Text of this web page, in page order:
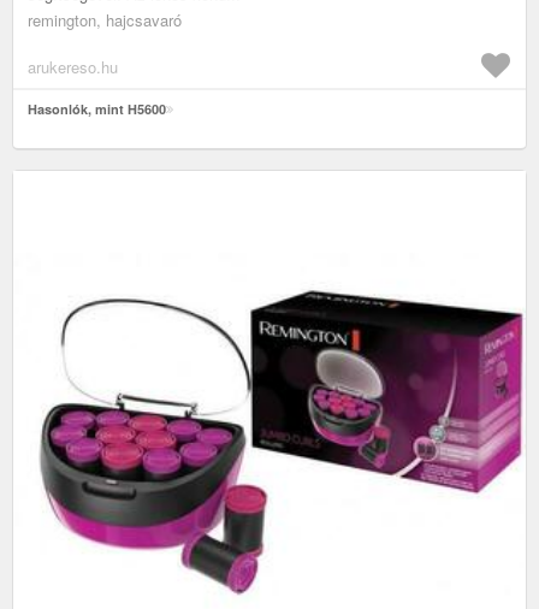
remington, hajcsavaró
arukereso.hu
Hasonlók, mint H5600